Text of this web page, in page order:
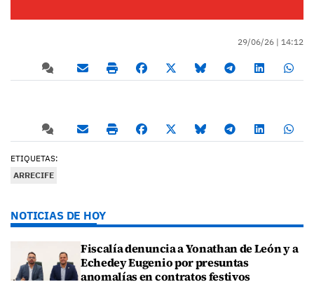
29/06/26 | 14:12
ETIQUETAS:
ARRECIFE
NOTICIAS DE HOY
Fiscalía denuncia a Yonathan de León y a
Echedey Eugenio por presuntas
anomalías en contratos festivos